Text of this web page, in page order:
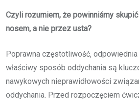
Czyli rozumiem, że powinniśmy
nosem, a nie przez usta?
Poprawna częstotliwość, odpowiednia
właściwy sposób oddychania są
nawykowych nieprawidłowości
oddychania. Przed rozpoczęciem